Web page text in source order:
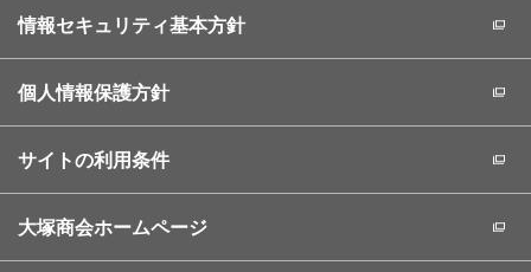
情報セキュリティ基本方針
個人情報保護方針
サイトの利用条件
大塚商会ホームページ